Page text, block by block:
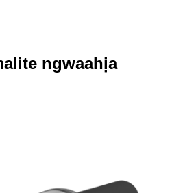
ngwaahịa